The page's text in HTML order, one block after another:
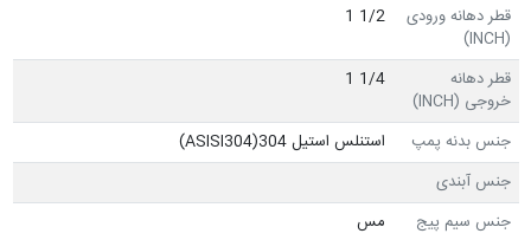
قطر دهانه ورودی
(INCH)
1/2 1
قطر دهانه
خروجی (INCH)
1/4 1
جنس بدنه پمپ
استنلس استیل ASISI304)304)
جنس آبندی
جنس سیم پیج
مس